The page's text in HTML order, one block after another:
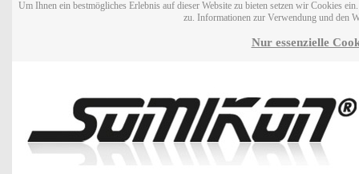
Um Ihnen ein bestmögliches Erlebnis auf dieser Website zu bieten setzen wir Cookies
zu. Informationen zur Verwendung und den
Nur essenzielle